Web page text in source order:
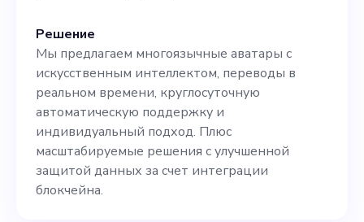
тем самым укрепить
позиции Botbee Labs как
мирового лидера в области
автоматизации
обслуживания клиентов.
Мы приглашаем вас
Решение
Мы предлагаем многоязычные аватары с
искусственным интеллектом, переводы в
реальном времени, круглосуточную
автоматическую поддержку и
индивидуальный подход. Плюс
масштабируемые решения с улучшенной
защитой данных за счет интеграции
блокчейна.